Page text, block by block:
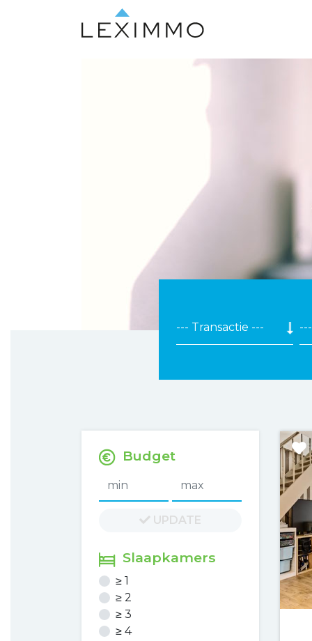
Budget
UPDATE
Slaapkamers
≥ 1
≥ 2
≥ 3
≥ 4